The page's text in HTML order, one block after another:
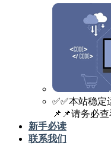
✅️✅️本站稳定
📌📌请务必
新手必读
联系我们